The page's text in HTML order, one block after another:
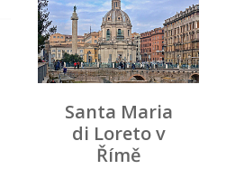
Santa Maria
di Loreto v
Římě